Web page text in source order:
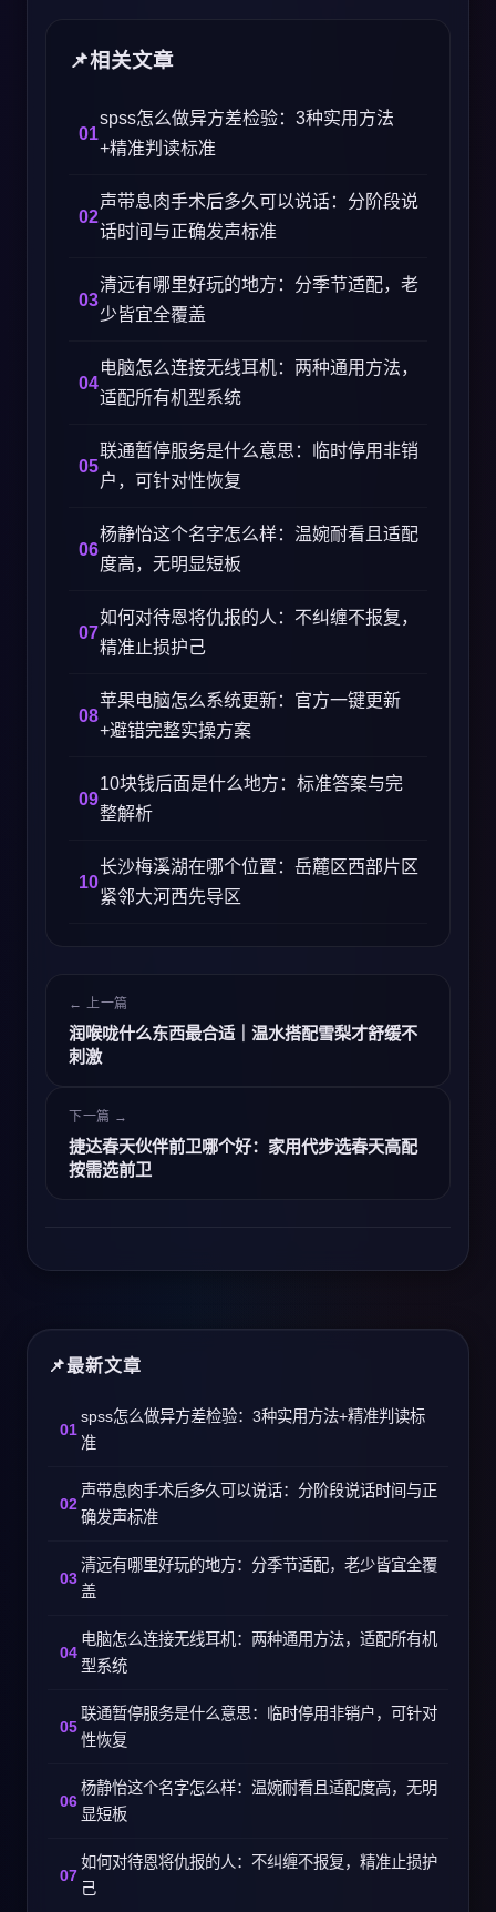
相关文章
spss怎么做异方差检验：3种实用方法
+精准判读标准
声带息肉手术后多久可以说话：分阶段说
话时间与正确发声标准
清远有哪里好玩的地方：分季节适配，老
少皆宜全覆盖
电脑怎么连接无线耳机：两种通用方法，
适配所有机型系统
联通暂停服务是什么意思：临时停用非销
户，可针对性恢复
杨静怡这个名字怎么样：温婉耐看且适配
度高，无明显短板
如何对待恩将仇报的人：不纠缠不报复，
精准止损护己
苹果电脑怎么系统更新：官方一键更新
+避错完整实操方案
10块钱后面是什么地方：标准答案与完
整解析
长沙梅溪湖在哪个位置：岳麓区西部片区
紧邻大河西先导区
← 上一篇
润喉咙什么东西最合适｜温水搭配雪梨才舒缓不
刺激
下一篇 →
捷达春天伙伴前卫哪个好：家用代步选春天高配
按需选前卫
最新文章
spss怎么做异方差检验：3种实用方法+精准判读标
准
声带息肉手术后多久可以说话：分阶段说话时间与正
确发声标准
清远有哪里好玩的地方：分季节适配，老少皆宜全覆
盖
电脑怎么连接无线耳机：两种通用方法，适配所有机
型系统
联通暂停服务是什么意思：临时停用非销户，可针对
性恢复
杨静怡这个名字怎么样：温婉耐看且适配度高，无明
显短板
如何对待恩将仇报的人：不纠缠不报复，精准止损护
己